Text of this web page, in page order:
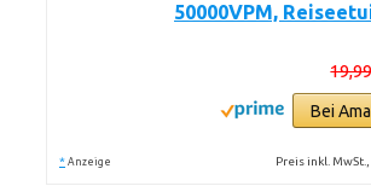
50000VPM,
Bei
* Anzeige Preis inkl.